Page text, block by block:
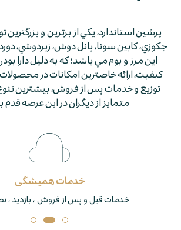
پرشين استاندارد، يكي از برترين و بزرگترين
جكوزي، كابين سونا، پانل دوش، زيردوشي،
اين مرز و بوم مي باشد؛ كه به دليل دارا
كيفيت، ارائه خاصترين امكانات در
توزيع و خدمات پس از فروش، بيشترين تنوع
متمايز از ديگران در اين عرصه قدم
خدمات همیشگی
خدمات قبل و پس از فروش ، بازدید ،